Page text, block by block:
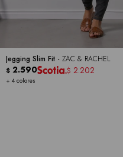
Jegging Slim Fit - ZAC & RACHEL
+ 4 colores
$ 2.590 $ 2.202